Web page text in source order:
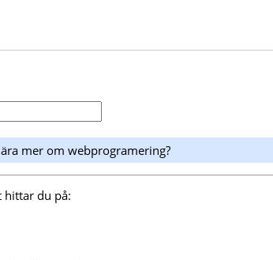
mer om webprogramering?
hittar du på: